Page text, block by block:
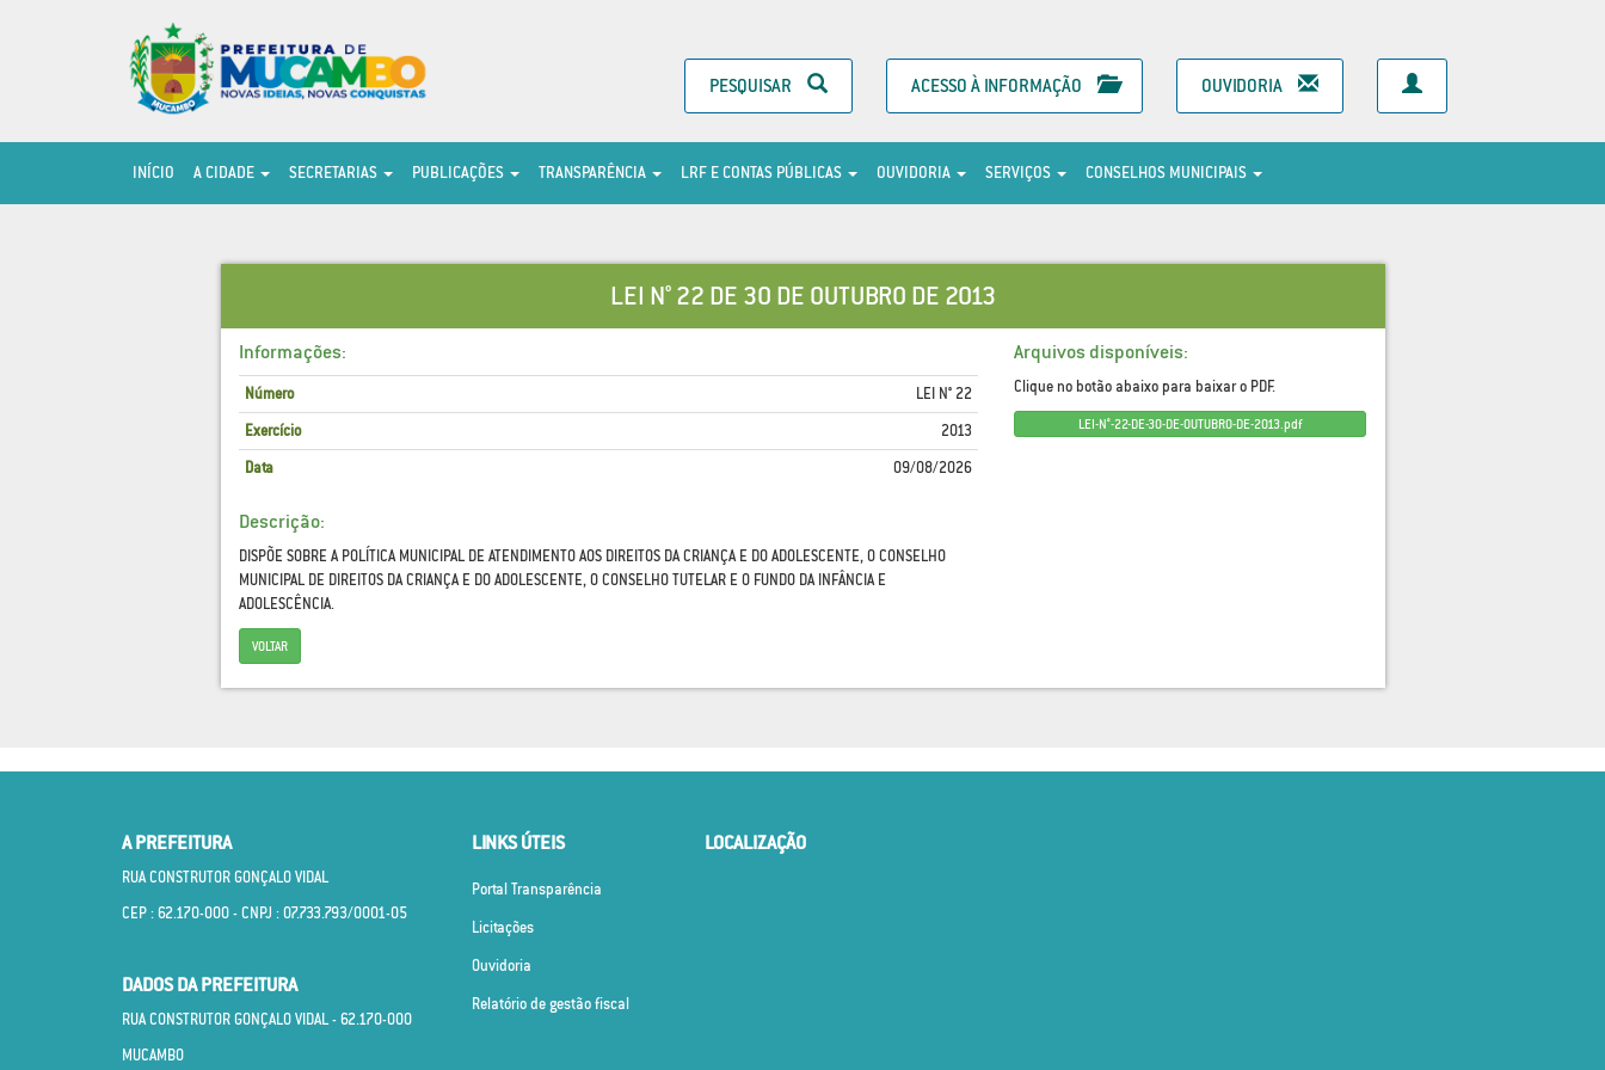
PESQUISAR ACESSO À INFORMAÇÃO OUVIDORIA
INÍCIO A CIDADE SECRETARIAS PUBLICAÇÕES TRANSPARÊNCIA LRF E CONTAS PÚBLICAS OUVIDORIA SERVIÇOS CONSELHOS MUNICIPAIS
LEI N° 22 DE 30 DE OUTUBRO DE 2013
Informações:
Número LEI N° 22
Exercício 2013
Data 09/08/2026
Descrição:
DISPÕE SOBRE A POLÍTICA MUNICIPAL DE ATENDIMENTO AOS DIREITOS DA CRIANÇA E DO ADOLESCENTE, O CONSELHO
MUNICIPAL DE DIREITOS DA CRIANÇA E DO ADOLESCENTE, O CONSELHO TUTELAR E O FUNDO DA INFÂNCIA E
ADOLESCÊNCIA.
VOLTAR
Arquivos disponíveis:
Clique no botão abaixo para baixar o PDF.
LEI-N°-22-DE-30-DE-OUTUBRO-DE-2013.pdf
A PREFEITURA
RUA CONSTRUTOR GONÇALO VIDAL
CEP : 62.170­-000 - CNPJ : 07.733.793/0001­-05
DADOS DA PREFEITURA
RUA CONSTRUTOR GONÇALO VIDAL - 62.170­-000
MUCAMBO
LINKS ÚTEIS
Portal Transparência
Licitações
Ouvidoria
Relatório de gestão fiscal
LOCALIZAÇÃO